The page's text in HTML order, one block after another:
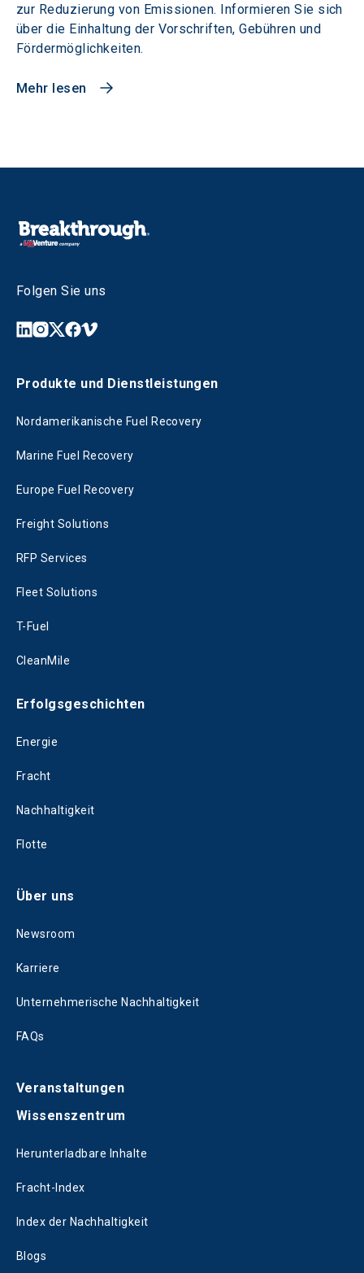
zur Reduzierung von Emissionen. Informieren Sie sich
über die Einhaltung der Vorschriften, Gebühren und
Fördermöglichkeiten.
Mehr lesen
Folgen Sie uns
Produkte und Dienstleistungen
Nordamerikanische Fuel Recovery
Marine Fuel Recovery
Europe Fuel Recovery
Freight Solutions
RFP Services
Fleet Solutions
T-Fuel
CleanMile
Erfolgsgeschichten
Energie
Fracht
Nachhaltigkeit
Flotte
Über uns
Newsroom
Karriere
Unternehmerische Nachhaltigkeit
FAQs
Veranstaltungen
Wissenszentrum
Herunterladbare Inhalte
Fracht-Index
Index der Nachhaltigkeit
Blogs